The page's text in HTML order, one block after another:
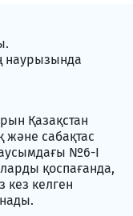
наурызында
Қазақстан
және сабақтас
№6-I
қоспағанда,
кез келген